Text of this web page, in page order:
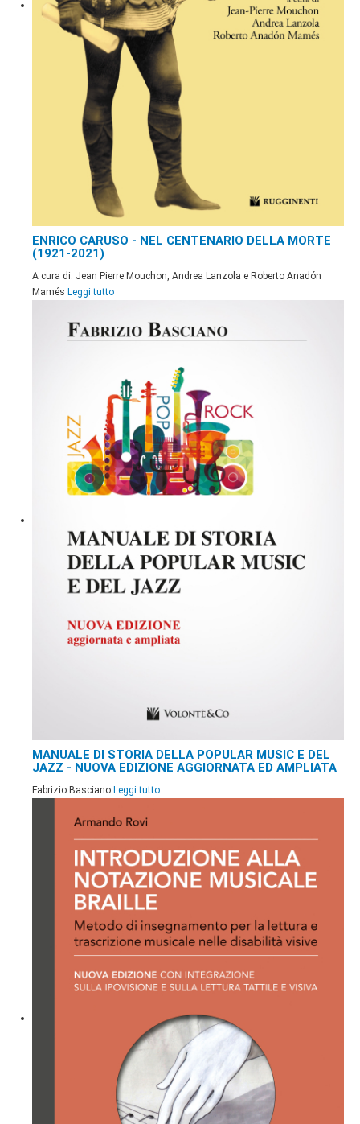
ENRICO CARUSO - NEL CENTENARIO DELLA MORTE
(1921-2021)
A cura di: Jean Pierre Mouchon, Andrea Lanzola e Roberto Anadón
Mamés Leggi tutto
MANUALE DI STORIA DELLA POPULAR MUSIC E DEL
JAZZ - NUOVA EDIZIONE AGGIORNATA ED AMPLIATA
Fabrizio Basciano Leggi tutto